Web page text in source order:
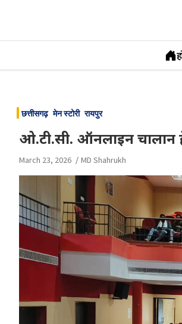
content
छत्तीसगढ़ मेन स्टोरी रायपुर
ओ.टी.सी. ऑनलाइन चालान
March 23, 2026 MD Shahrukh